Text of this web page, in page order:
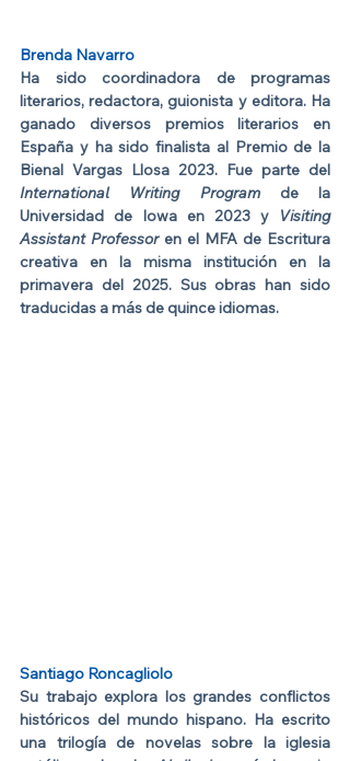
Brenda Navarro
Ha sido coordinadora de programas
literarios, redactora, guionista y editora. Ha
ganado diversos premios literarios en
España y ha sido finalista al Premio de la
International Writing Program de la
Universidad de Iowa en 2023 y
Visiting
Assistant Professor en el MFA de Escritura
creativa en la misma institución en la
primavera del 2025. Sus obras han sido
traducidas a más de quince idiomas.
Santiago Roncagliolo
Su trabajo explora los grandes conflictos
históricos del mundo hispano. Ha escrito
una trilogía de novelas sobre la iglesia